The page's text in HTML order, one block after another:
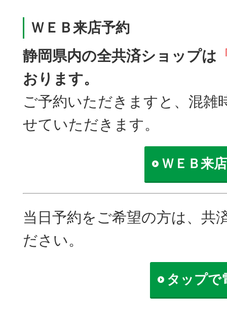
ＷＥＢ来店予約
静岡県内の全共済ショップは
おります。
ご予約いただきますと、混雑
せていただきます。
ＷＥＢ来
当日予約をご希望の方は、共
ださい。
タップで